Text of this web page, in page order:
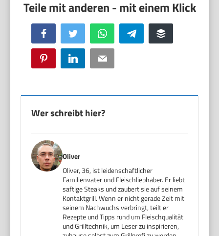
Facebook Twitter WhatsApp Telegram Buffer
Pinterest LinkedIn Email
Wer schreibt hier?
Oliver
Oliver, 36, ist leidenschaftlicher
Familienvater und Fleischliebhaber. Er liebt
saftige Steaks und zaubert sie auf seinem
Kontaktgrill. Wenn er nicht gerade Zeit mit
seinem Nachwuchs verbringt, teilt er
Rezepte und Tipps rund um Fleischqualität
und Grilltechnik, um Leser zu inspirieren,